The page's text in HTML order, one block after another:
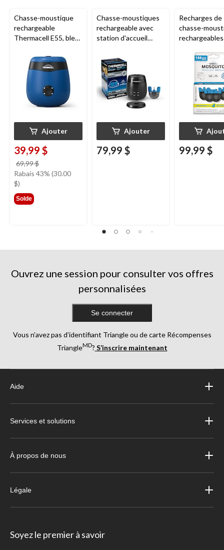
Chasse-moustique
rechargeable
Thermacell E55, bleu
Ajouter
39,99 $
69,99 $
était
Rabais 43% (30.00
$)
Solde
Chasse-moustiques
rechargeable avec
station d'accueil
charbon
Ajouter
79,99 $
Recharges de
chasse-
rechargeables
heures
99,99 $
Ouvrez une session pour consulter vos offres
personnalisées
Se connecter
Vous n’avez pas d’identifiant Triangle ou de carte Récompenses
TriangleMD? S’inscrire maintenant
Aide
Services et solutions
À propos de nous
Légale
Soyez le premier à savoir